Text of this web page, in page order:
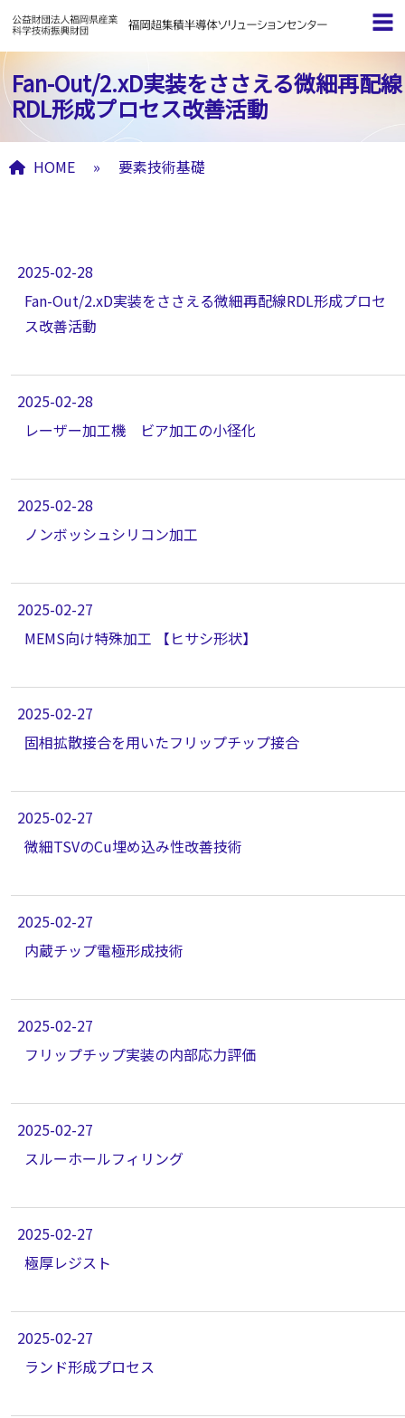
Fan-Out/2.xD実装をささえる微細再配線
RDL形成プロセス改善活動
HOME » 要素技術基礎
2025-02-28
Fan-Out/2.xD実装をささえる微細再配線RDL形成プロセ
ス改善活動
2025-02-28
レーザー加工機 ビア加工の小径化
2025-02-28
ノンボッシュシリコン加工
2025-02-27
MEMS向け特殊加工 【ヒサシ形状】
2025-02-27
固相拡散接合を用いたフリップチップ接合
2025-02-27
微細TSVのCu埋め込み性改善技術
2025-02-27
内蔵チップ電極形成技術
2025-02-27
フリップチップ実装の内部応力評価
2025-02-27
スルーホールフィリング
2025-02-27
極厚レジスト
2025-02-27
ランド形成プロセス